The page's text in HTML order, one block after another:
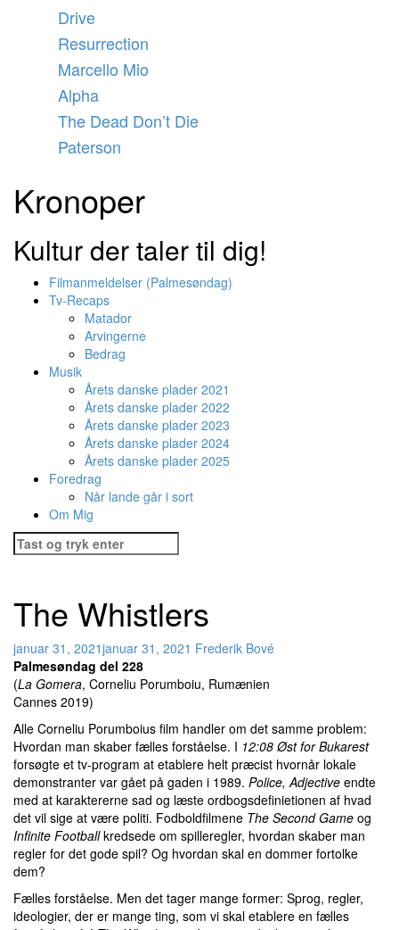
Drive
Resurrection
Marcello Mio
Alpha
The Dead Don’t Die
Paterson
Kronoper
Kultur der taler til dig!
Filmanmeldelser (Palmesøndag)
Tv-Recaps
Matador
Arvingerne
Bedrag
Musik
Årets danske plader 2021
Årets danske plader 2022
Årets danske plader 2023
Årets danske plader 2024
Årets danske plader 2025
Foredrag
Når lande går i sort
Om Mig
Søg
efter:
The Whistlers
januar 31, 2021januar 31, 2021 Frederik Bové
Palmesøndag del 228
(La Gomera, Corneliu Porumboiu, Rumænien
Cannes 2019)
Alle Corneliu Porumboius film handler om det samme problem:
Hvordan man skaber fælles forståelse. I 12:08 Øst for Bukarest
forsøgte et tv-program at etablere helt præcist hvornår lokale
demonstranter var gået på gaden i 1989. Police, Adjective endte
med at karaktererne sad og læste ordbogsdefinietionen af hvad
det vil sige at være politi. Fodboldfilmene The Second Game og
Infinite Footballkredsede om spilleregler, hvordan skaber man
regler for det gode spil? Og hvordan skal en dommer fortolke
dem?
Fælles forståelse. Men det tager mange former: Sprog, regler,
ideologier, der er mange ting, som vi skal etablere en fælles